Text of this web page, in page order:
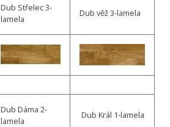
Dub Střelec 3-
lamela
Dub věž 3-lamela
Dub Dáma 2-
lamela
Dub Král 1-lamela